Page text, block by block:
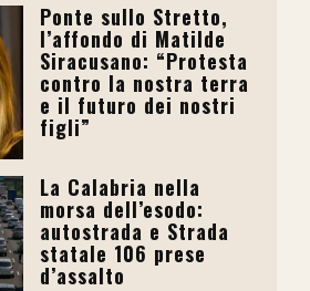
Ponte sullo Stretto,
l’affondo di Matilde
Siracusano: “Protesta
contro la nostra terra
e il futuro dei nostri
figli”
La Calabria nella
morsa dell’esodo:
autostrada e Strada
statale 106 prese
d’assalto